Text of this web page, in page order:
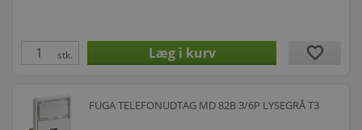
stk. favorite
FUGA TELEFONUDTAG MD 82B 3/6P LYSEGRÅ T3